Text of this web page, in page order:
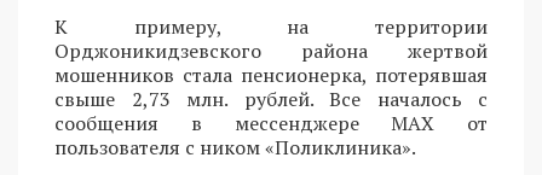
К примеру, на территории
Орджоникидзевского района жертвой
мошенников стала пенсионерка, потерявшая
свыше 2,73 млн. рублей. Все началось с
сообщения в мессенджере MAX от
пользователя с ником «Поликлиника».